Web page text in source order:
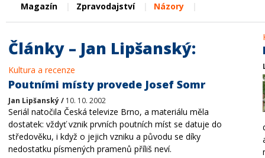
Magazín Zpravodajství Názory
Články – Jan Lipšanský:
Kultura a recenze
Poutními místy provede Josef Somr
Jan Lipšanský / 10. 10. 2002
Seriál natočila Česká televize Brno, a materiálu měla
dostatek: vždyť vznik prvních poutních míst se datuje do
středověku, i když o jejich vzniku a původu se díky
nedostatku písmených pramenů příliš neví.